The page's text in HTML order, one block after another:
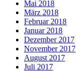
Mai 2018
März 2018
Februar 2018
Januar 2018
Dezember 2017
November 2017
August 2017
Juli 2017